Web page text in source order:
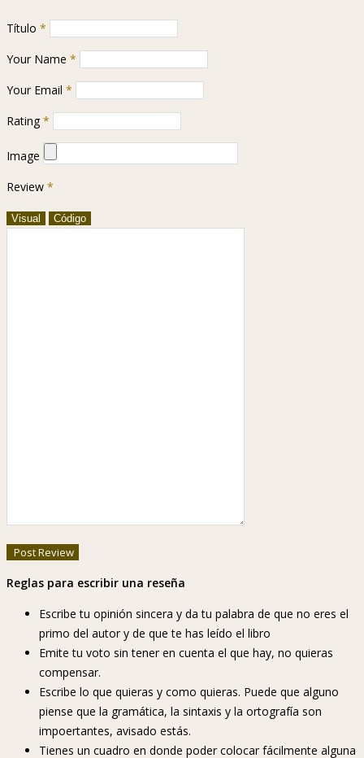
Título *
Your Name *
Your Email *
Rating *
Image
Review *
Visual Código
Reglas para escribir una reseña
Escribe tu opinión sincera y da tu palabra de que no eres el
primo del autor y de que te has leído el libro
Emite tu voto sin tener en cuenta el que hay, no quieras
compensar.
Escribe lo que quieras y como quieras. Puede que alguno
piense que la gramática, la sintaxis y la ortografía son
impoertantes, avisado estás.
Tienes un cuadro en donde poder colocar fácilmente alguna